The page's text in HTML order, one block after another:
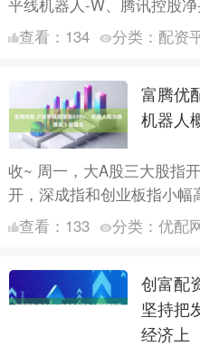
平线机器人-W、腾讯控股
买入51.46亿港元、13.72亿
查看： 134 分类： 配资
富腾优
机器人
收~ 周一，大A股三大股指
开，深成指和创业板指小幅
回落后窄幅整理，此后震荡
深成指显著....
查看： 133 分类： 优配
创富配
坚持把
经济上